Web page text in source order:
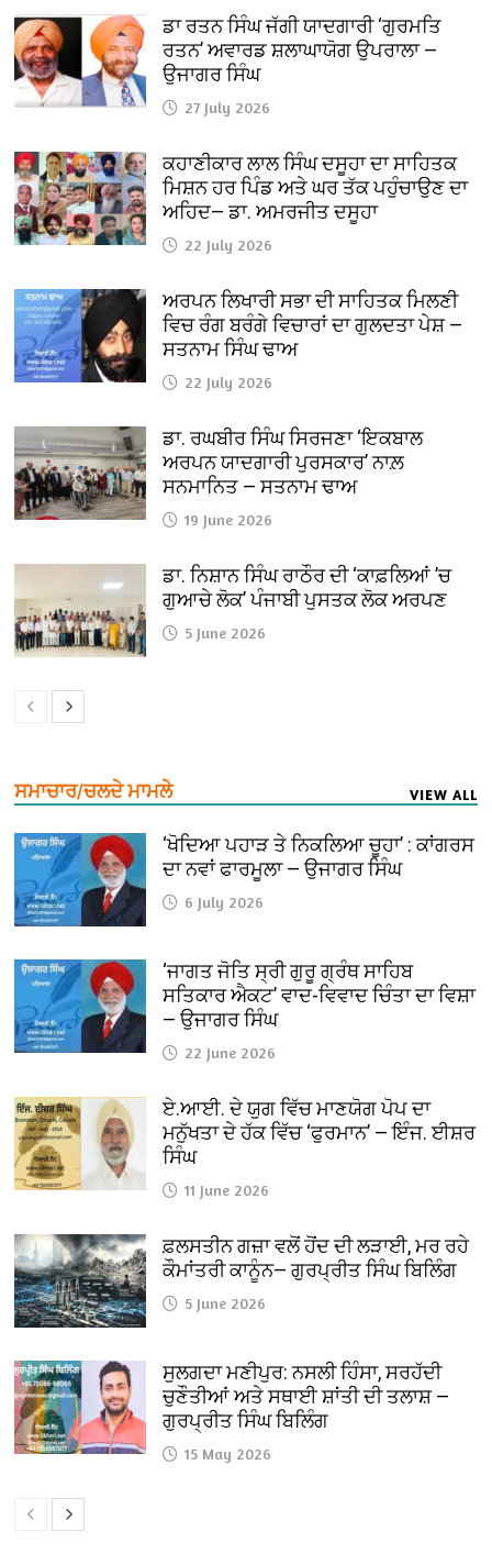
ਡਾ ਰਤਨ ਸਿੰਘ ਜੱਗੀ ਯਾਦਗਾਰੀ ‘ਗੁਰਮਤਿ
ਰਤਨ’ ਅਵਾਰਡ ਸ਼ਲਾਘਾਯੋਗ ਉਪਰਾਲਾ —
ਉਜਾਗਰ ਸਿੰਘ
27 July 2026
ਕਹਾਣੀਕਾਰ ਲਾਲ ਸਿੰਘ ਦਸੂਹਾ ਦਾ ਸਾਹਿਤਕ
ਮਿਸ਼ਨ ਹਰ ਪਿੰਡ ਅਤੇ ਘਰ ਤੱਕ ਪਹੁੰਚਾਉਣ ਦਾ
ਅਹਿਦ— ਡਾ. ਅਮਰਜੀਤ ਦਸੂਹਾ
22 July 2026
ਅਰਪਨ ਲਿਖਾਰੀ ਸਭਾ ਦੀ ਸਾਹਿਤਕ ਮਿਲਣੀ
ਵਿਚ ਰੰਗ ਬਰੰਗੇ ਵਿਚਾਰਾਂ ਦਾ ਗੁਲਦਤਾ ਪੇਸ਼ —
ਸਤਨਾਮ ਸਿੰਘ ਢਾਅ
22 July 2026
ਡਾ. ਰਘਬੀਰ ਸਿੰਘ ਸਿਰਜਣਾ ‘ਇਕਬਾਲ
ਅਰਪਨ ਯਾਦਗਾਰੀ ਪੁਰਸਕਾਰ’ ਨਾਲ਼
ਸਨਮਾਨਿਤ — ਸਤਨਾਮ ਢਾਅ
19 June 2026
ਡਾ. ਨਿਸ਼ਾਨ ਸਿੰਘ ਰਾਠੌਰ ਦੀ ‘ਕਾਫ਼ਲਿਆਂ ’ਚ
ਗੁਆਚੇ ਲੋਕ’ ਪੰਜਾਬੀ ਪੁਸਤਕ ਲੋਕ ਅਰਪਣ
5 June 2026
ਸਮਾਚਾਰ/ਚਲਦੇ ਮਾਮਲੇ VIEW ALL
‘ਖੋਦਿਆ ਪਹਾੜ ਤੇ ਨਿਕਲਿਆ ਚੂਹਾ’ : ਕਾਂਗਰਸ
ਦਾ ਨਵਾਂ ਫਾਰਮੂਲਾ — ਉਜਾਗਰ ਸਿੰਘ
6 July 2026
‘ਜਾਗਤ ਜੋਤਿ ਸ੍ਰੀ ਗੁਰੂ ਗ੍ਰੰਥ ਸਾਹਿਬ
ਸਤਿਕਾਰ ਐਕਟ’ ਵਾਦ-ਵਿਵਾਦ ਚਿੰਤਾ ਦਾ ਵਿਸ਼ਾ
— ਉਜਾਗਰ ਸਿੰਘ
22 June 2026
ਏ.ਆਈ. ਦੇ ਯੁਗ ਵਿੱਚ ਮਾਣਯੋਗ ਪੋਪ ਦਾ
ਮਨੁੱਖਤਾ ਦੇ ਹੱਕ ਵਿੱਚ ‘ਫੁਰਮਾਨ’ — ਇੰਜ. ਈਸ਼ਰ
ਸਿੰਘ
11 June 2026
ਫ਼ਲਸਤੀਨ ਗਜ਼ਾ ਵਲੋਂ ਹੋਂਦ ਦੀ ਲੜਾਈ, ਮਰ ਰਹੇ
ਕੌਮਾਂਤਰੀ ਕਾਨੂੰਨ— ਗੁਰਪ੍ਰੀਤ ਸਿੰਘ ਬਿਲਿੰਗ
5 June 2026
ਸੁਲਗਦਾ ਮਣੀਪੁਰ: ਨਸਲੀ ਹਿੰਸਾ, ਸਰਹੱਦੀ
ਚੁਣੌਤੀਆਂ ਅਤੇ ਸਥਾਈ ਸ਼ਾਂਤੀ ਦੀ ਤਲਾਸ਼ —
ਗੁਰਪ੍ਰੀਤ ਸਿੰਘ ਬਿਲਿੰਗ
15 May 2026